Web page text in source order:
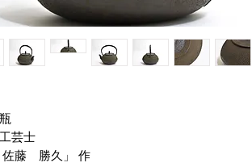
瓶
工芸士
佐藤 勝久」 作